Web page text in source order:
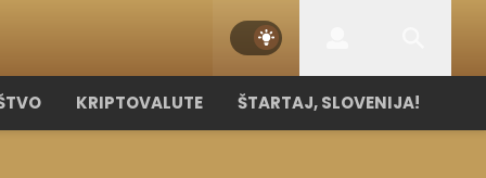
KRIPTOVALUTE ŠTARTAJ, SLOVENIJA!